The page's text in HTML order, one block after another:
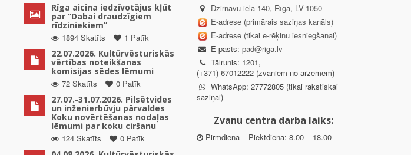
Rīga aicina iedzīvotājus kļūt
par “Dabai draudzīgiem
rīdziniekiem”
1894 Skatīts
1 Patīk
22.07.2026. Kultūrvēsturiskās
vērtības noteikšanas
komisijas sēdes lēmumi
72 Skatīts
0 Patīk
27.07.-31.07.2026. Pilsētvides
un inženierbūvju pārvaldes
Koku novērtēšanas nodaļas
lēmumi par koku ciršanu
124 Skatīts
0 Patīk
Dzirnavu iela 140, Rīga, LV-1050
E-adrese (primārais saziņas kanāls)
E-adrese (tikai e-rēķinu iesniegšanai)
E-pasts: pad@riga.lv
Tālrunis: 1201,
(+371) 67012222 (zvaniem no ārzemēm)
WhatsApp: 27772805 (tikai rakstiskai
saziņai)
Zvanu centra darba laiks:
Pirmdiena – Piektdiena: 8.00 – 18.00